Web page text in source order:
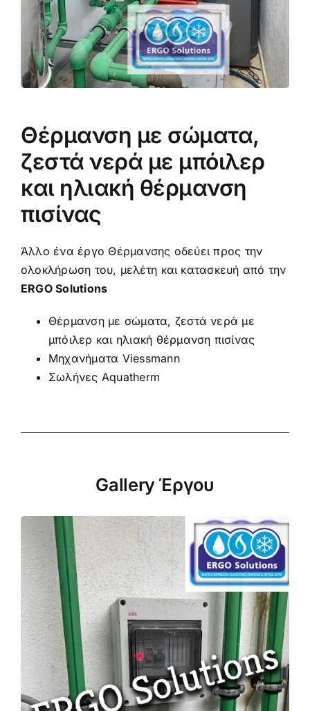
Θέρμανση με σώματα,
ζεστά νερά με μπόιλερ
και ηλιακή θέρμανση
πισίνας
Άλλο ένα έργο Θέρμανσης οδεύει προς την
ολοκλήρωση του, μελέτη και κατασκευή από την
ERGO Solutions
Θέρμανση με σώματα, ζεστά νερά με
μπόιλερ και ηλιακή θέρμανση πισίνας
Μηχανήματα Viessmann
Σωλήνες Aquatherm
Gallery Έργου